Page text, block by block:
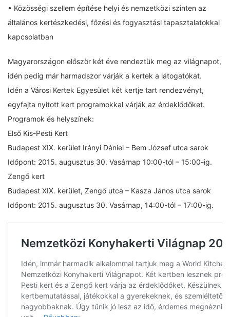
• Közösségi szellem építése helyi és nemzetközi szinten az
általános kertészkedési, főzési és fogyasztási tapasztalatokkal
kapcsolatban
Magyarországon először két éve rendeztük meg az világnapot,
idén pedig már harmadszor várják a kertek a látogatókat.
Idén a Városi Kertek Egyesület két kertje tart rendezvényt,
egyfajta nyitott kert programokkal várják az érdeklődőket.
Programok és helyszínek:
Első Kis-Pesti Kert
Budapest XIX. kerület Irányi Dániel – Bem József utca sarok
Időpont: 2015. augusztus 30. Vasárnap 10:00-tól – 15:00-ig.
Zengő kert
Budapest XIX. kerület, Zengő utca – Kasza János utca sarok
Időpont: 2015. augusztus 30. Vasárnap, 14:00-tól – 17:00-ig.